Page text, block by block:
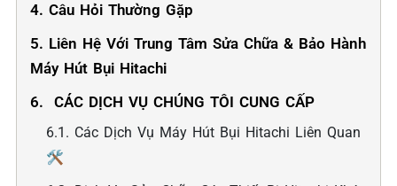
4. Câu Hỏi Thường Gặp
5. Liên Hệ Với Trung Tâm Sửa Chữa & Bảo Hành
Máy Hút Bụi Hitachi
6. ️ CÁC DỊCH VỤ CHÚNG TÔI CUNG CẤP
6.1. Các Dịch Vụ Máy Hút Bụi Hitachi Liên Quan
🛠️